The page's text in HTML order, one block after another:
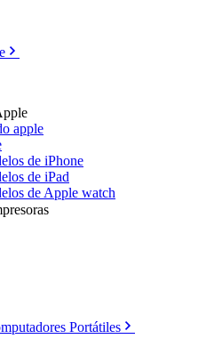
apple
de iPhone
de iPad
de Apple watch
Portátiles